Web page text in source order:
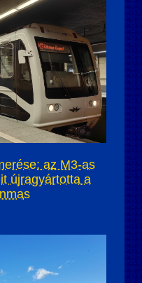
az M3-as
újragyártotta a